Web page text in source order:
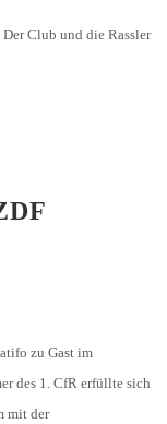
zu Gast im
des 1. CfR erfüllte sich
mit der